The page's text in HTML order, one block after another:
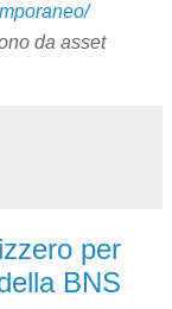
da asset
per
BNS